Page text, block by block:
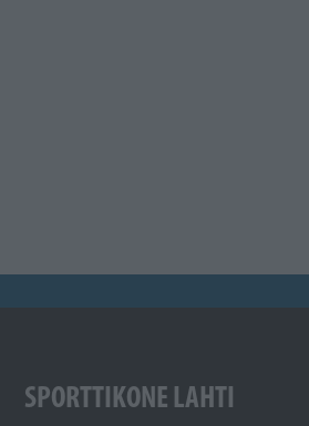
SPORTTIKONE LAHTI